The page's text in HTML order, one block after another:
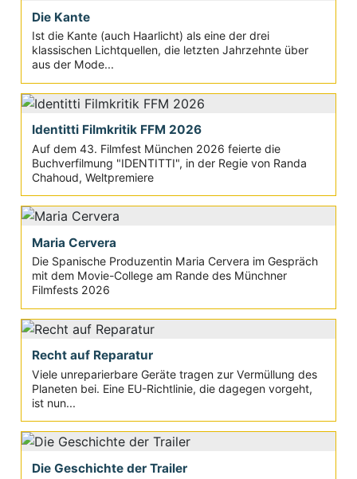
Die Kante
Ist die Kante (auch Haarlicht) als eine der drei
klassischen Lichtquellen, die letzten Jahrzehnte über
aus der Mode...
Identitti Filmkritik FFM 2026
Auf dem 43. Filmfest München 2026 feierte die
Buchverfilmung "IDENTITTI", in der Regie von Randa
Chahoud, Weltpremiere
Maria Cervera
Die Spanische Produzentin Maria Cervera im Gespräch
mit dem Movie-College am Rande des Münchner
Filmfests 2026
Recht auf Reparatur
Viele unreparierbare Geräte tragen zur Vermüllung des
Planeten bei. Eine EU-Richtlinie, die dagegen vorgeht,
ist nun...
Die Geschichte der Trailer